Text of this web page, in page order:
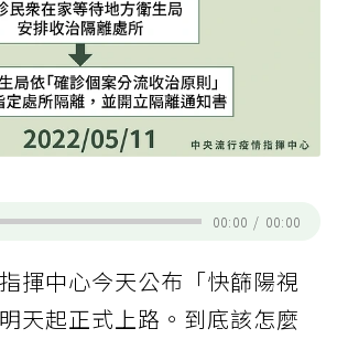
00:00 / 00:00
揮中心今天公布「快篩陽視
天起正式上路。到底該怎麼